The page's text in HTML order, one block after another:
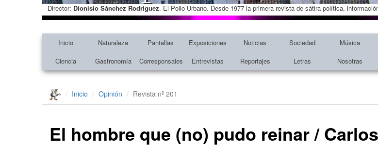
Director: Dionisio Sánchez Rodríguez. El Pollo Urbano. Desde 1977 la primera revista de sátira política,
Inicio Naturaleza Pantallas Exposiciones Noticias Sociedad Música
Ciencia
Gastronomía Corresponsales Entrevistas Reportajes Letras Nosotras
Inicio Opinión Revista nº 201
El hombre que (no) pudo reinar /